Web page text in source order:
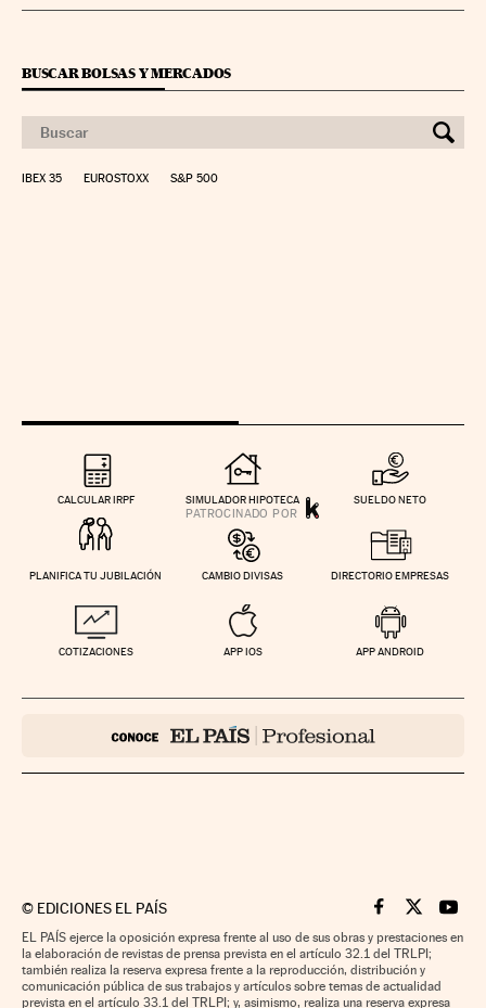
BUSCAR BOLSAS Y MERCADOS
IBEX 35 EUROSTOXX S&P 500
CALCULAR IRPF SIMULADOR HIPOTECA SUELDO NETO
PLANIFICA TU JUBILACIÓN CAMBIO DIVISAS DIRECTORIO EMPRESAS
COTIZACIONES APP IOS APP ANDROID
© EDICIONES EL PAÍS Cinco Días en
Cinco Días
Cinco
EL PAÍS ejerce la oposición expresa frente al uso de sus obras y prestaciones en
la elaboración de revistas de prensa prevista en el artículo 32.1 del TRLPI;
también realiza la reserva expresa frente a la reproducción, distribución y
comunicación pública de sus trabajos y artículos sobre temas de actualidad
prevista en el artículo 33.1 del TRLPI; y, asimismo, realiza una reserva expresa